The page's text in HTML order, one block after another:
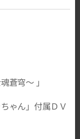
穹～ 」
ゃん」付属ＤＶ